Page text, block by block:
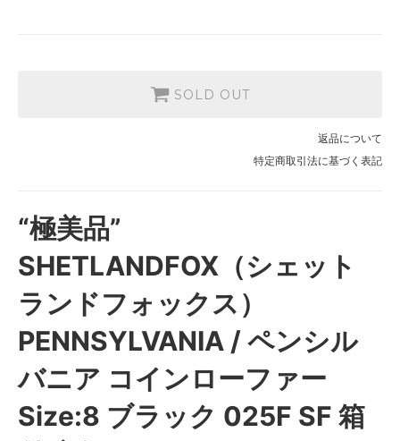
SOLD OUT
返品について
特定商取引法に基づく表記
“極美品”
SHETLANDFOX（シェット
ランドフォックス）
PENNSYLVANIA / ペンシル
バニア コインローファー
Size:8 ブラック 025F SF 箱